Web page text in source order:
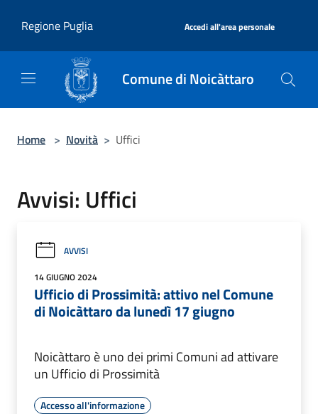
Regione Puglia
Accedi all'area personale
Comune di Noicàttaro
Home > Novità > Uffici
Avvisi: Uffici
AVVISI
14 GIUGNO 2024
Ufficio di Prossimità: attivo nel Comune
di Noicàttaro da lunedì 17 giugno
Noicàttaro è uno dei primi Comuni ad attivare
un Ufficio di Prossimità
Accesso all'informazione